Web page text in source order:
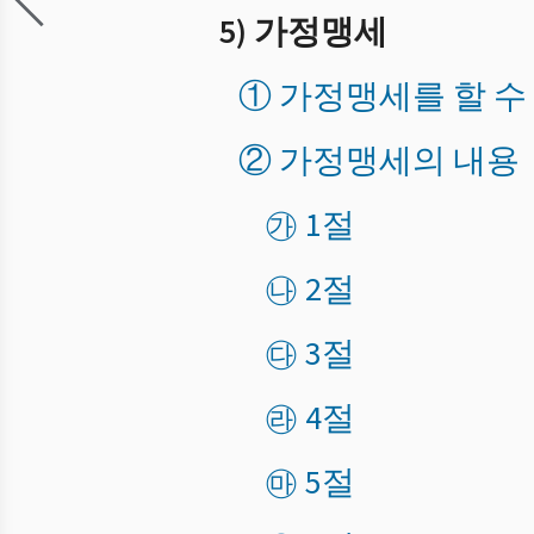
5) 가정맹세
① 가정맹세를 할 수
② 가정맹세의 내용
㉮ 1절
㉯ 2절
㉰ 3절
㉱ 4절
㉲ 5절